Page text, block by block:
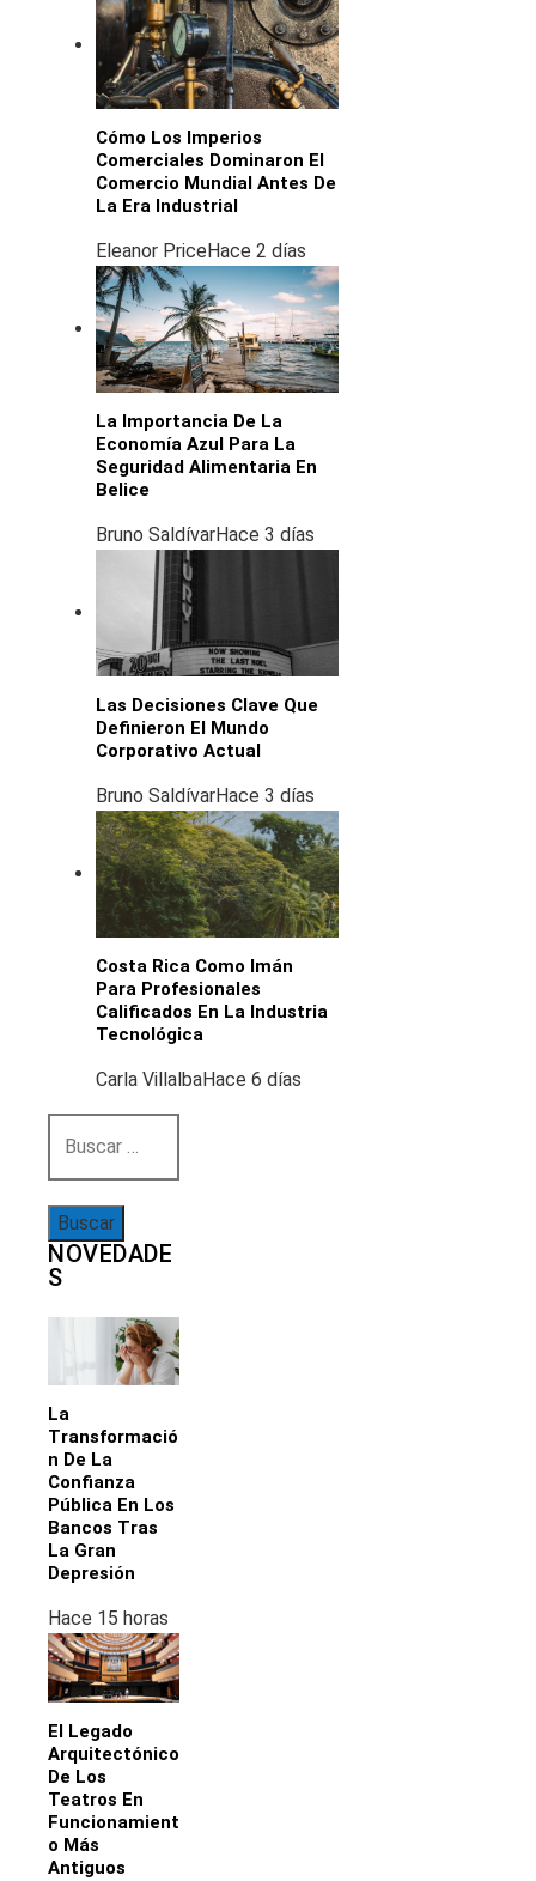
Cómo Los Imperios
Comerciales Dominaron El
Comercio Mundial Antes De
La Era Industrial
Eleanor Price Hace 2 días
La Importancia De La
Economía Azul Para La
Seguridad Alimentaria En
Belice
Bruno SaldívarHace 3 días
Las Decisiones Clave Que
Definieron El Mundo
Corporativo Actual
Bruno SaldívarHace 3 días
Costa Rica Como Imán
Para Profesionales
Calificados En La Industria
Tecnológica
Carla VillalbaHace 6 días
NOVEDADE
S
La
Transformació
N De La
Confianza
Pública En Los
Bancos Tras
La Gran
Depresión
Hace 15 horas
El Legado
Arquitectónico
De Los
Teatros En
Funcionamient
O Más
Antiguos